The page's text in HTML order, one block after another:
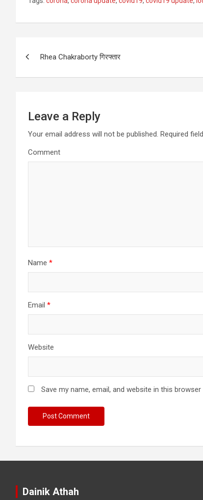
Rhea Chakraborty गिरफ्तार
Leave a Reply
Your email address will not be published. Required
Comment
Name *
Email *
Website
Save my name, email, and website in this
Dainik Athah